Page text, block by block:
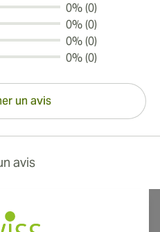
0% (0)
0% (0)
0% (0)
0% (0)
un avis
avis